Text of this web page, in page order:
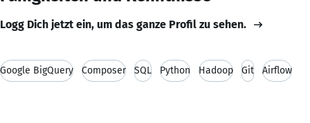
Logg Dich jetzt ein, um das ganze Profil zu sehen.
Google BigQuery Composer SQL Python Hadoop Git Airflow